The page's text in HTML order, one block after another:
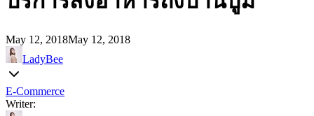
May 12, 2018May 12, 2018
LadyBee
E-Commerce
Writer: